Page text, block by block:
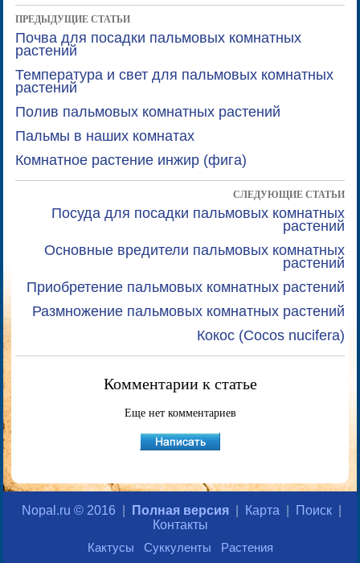
ПРЕДЫДУЩИЕ СТАТЬИ
Почва для посадки пальмовых комнатных
растений
Температура и свет для пальмовых комнатных
растений
Полив пальмовых комнатных растений
Пальмы в наших комнатах
Комнатное растение инжир (фига)
СЛЕДУЮЩИЕ СТАТЬИ
Посуда для посадки пальмовых комнатных
растений
Основные вредители пальмовых комнатных
растений
Приобретение пальмовых комнатных растений
Размножение пальмовых комнатных растений
Кокос (Cocos nucifera)
Комментарии к статье
Еще нет комментариев
Nopal.ru © 2016 Полная версия Карта Поиск
Контакты
Кактусы
Суккуленты Растения